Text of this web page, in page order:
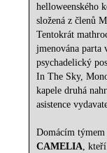
helloweenského
složená z členů
Tentokrát
jmenována parta
psychadelický
In The Sky,
kapele druhá
asistence
Domácím
CAMELIA,